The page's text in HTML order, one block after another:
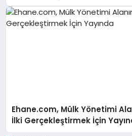
Ehane.com, Mülk Yönetimi
İlki Gerçekleştirmek İçin